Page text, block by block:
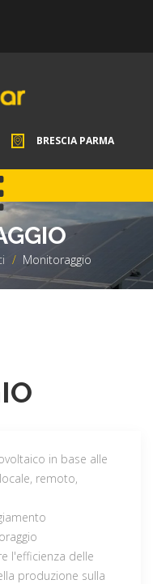
BRESCIA PARMA
Monitoraggio
in base alle
remoto,
l'efficienza delle
produzione sulla